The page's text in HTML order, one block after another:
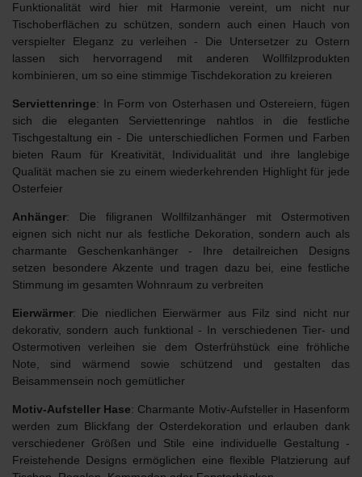
Funktionalität wird hier mit Harmonie vereint, um nicht nur
Tischoberflächen zu schützen, sondern auch einen Hauch von
verspielter Eleganz zu verleihen - Die Untersetzer zu Ostern
lassen sich hervorragend mit anderen Wollfilzprodukten
kombinieren, um so eine stimmige Tischdekoration zu kreieren
Serviettenringe: In Form von Osterhasen und Ostereiern, fügen
sich die eleganten Serviettenringe nahtlos in die festliche
Tischgestaltung ein - Die unterschiedlichen Formen und Farben
bieten Raum für Kreativität, Individualität und ihre langlebige
Qualität machen sie zu einem wiederkehrenden Highlight für jede
Osterfeier
Anhänger: Die filigranen Wollfilzanhänger mit Ostermotiven
eignen sich nicht nur als festliche Dekoration, sondern auch als
charmante Geschenkanhänger - Ihre detailreichen Designs
setzen besondere Akzente und tragen dazu bei, eine festliche
Stimmung im gesamten Wohnraum zu verbreiten
Eierwärmer: Die niedlichen Eierwärmer aus Filz sind nicht nur
dekorativ, sondern auch funktional - In verschiedenen Tier- und
Ostermotiven verleihen sie dem Osterfrühstück eine fröhliche
Note, sind wärmend sowie schützend und gestalten das
Beisammensein noch gemütlicher
Motiv-Aufsteller Hase: Charmante Motiv-Aufsteller in Hasenform
werden zum Blickfang der Osterdekoration und erlauben dank
verschiedener Größen und Stile eine individuelle Gestaltung -
Freistehende Designs ermöglichen eine flexible Platzierung auf